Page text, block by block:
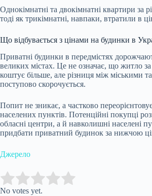
Однокімнатні та двокімнатні квартири за
тоді як трикімнатні, навпаки, втратили в
Що відбувається з цінами на будинки в
Приватні будинки в передмістях
великих містах. Це не означає, що житло
коштує більше, але різниця між міськими
поступово скорочується.
Попит не зникає, а частково
населених пунктів. Потенційні покупці
обласні центри, а й навколишні населені
придбати приватний будинок за нижчою
Джерело
Rate this item:
No votes yet.